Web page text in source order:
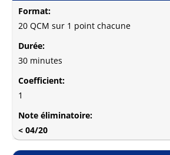
Format:
20 QCM sur 1 point chacune
Durée:
30 minutes
Coefficient:
1
Note éliminatoire:
< 04/20